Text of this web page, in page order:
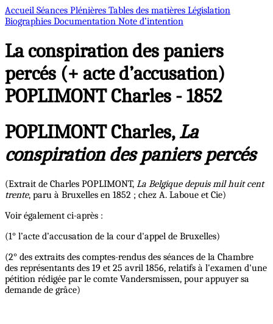
Accueil Séances Plénières Tables des matières Législation
Biographies Documentation Note d’intention
La conspiration des paniers
percés (+ acte d’accusation)
POPLIMONT Charles - 1852
POPLIMONT Charles,La
conspiration des paniers percés
(Extrait de Charles POPLIMONT, La Belgique depuis mil huit cent
trente, paru à Bruxelles en 1852 ; chez A. Laboue et Cie)
Voir également ci-après :
(1° l’acte d’accusation de la cour d'appel de Bruxelles)
(2° des extraits des comptes-rendus des séances de la Chambre
des représentants des 19 et 25 avril 1856, relatifs à l'examen d'une
pétition rédigée par le comte Vandersmissen, pour appuyer sa
demande de grâce)